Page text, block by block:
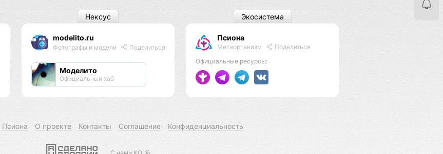
modelito.ru
Фотографы и модели Поделиться
Моделито
Официальный хаб
Нексус
Псиона
Метаорганизм
Поделиться
Официальные ресурсы:
Экосистема
Псиона О проекте Контакты Соглашение Конфиденциальность